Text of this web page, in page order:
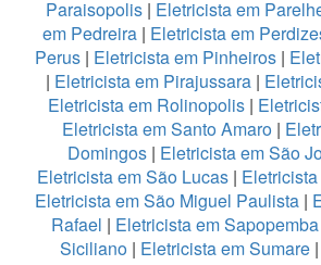
Paraisopolis| Eletricista em
em Pedreira | Eletricista em
Perus| Eletricista em Pinheiros|
| Eletricista em Pirajussara |
Eletricista em Rolinopolis|
Eletricista em Santo Amaro |
Domingos | Eletricista em São
Eletricista em São Lucas|
Eletricista em São Miguel Paulista |
Rafael | Eletricista em Sapopemba
Siciliano | Eletricista em Sumare |